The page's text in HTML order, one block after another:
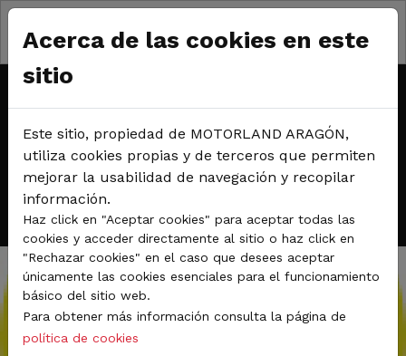
Pasar al contenido principal
2025
Circuito de velocidad
TANDAS PARA MOTOS - NO
LIMITS
Acerca de las cookies en este
sitio
Este sitio, propiedad de MOTORLAND ARAGÓN,
utiliza cookies propias y de terceros que permiten
mejorar la usabilidad de navegación y recopilar
información.
Haz click en "Aceptar cookies" para aceptar todas las
cookies y acceder directamente al sitio o haz click en
"Rechazar cookies" en el caso que desees aceptar
únicamente las cookies esenciales para el funcionamiento
básico del sitio web.
Para obtener más información consulta la página de
política de cookies